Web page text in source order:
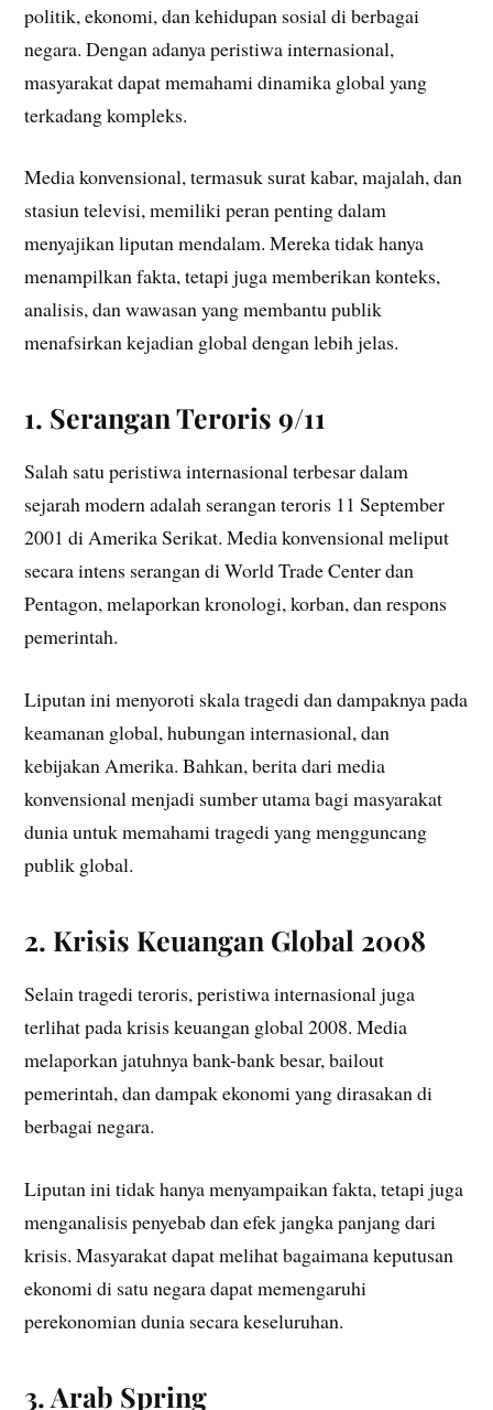
politik, ekonomi, dan kehidupan sosial di berbagai
negara. Dengan adanya peristiwa internasional,
masyarakat dapat memahami dinamika global yang
terkadang kompleks.
Media konvensional, termasuk surat kabar, majalah, dan
stasiun televisi, memiliki peran penting dalam
menyajikan liputan mendalam. Mereka tidak hanya
menampilkan fakta, tetapi juga memberikan konteks,
analisis, dan wawasan yang membantu publik
menafsirkan kejadian global dengan lebih jelas.
1. Serangan Teroris 9/11
Salah satu peristiwa internasional terbesar dalam
sejarah modern adalah serangan teroris 11 September
2001 di Amerika Serikat. Media konvensional meliput
secara intens serangan di World Trade Center dan
Pentagon, melaporkan kronologi, korban, dan respons
pemerintah.
Liputan ini menyoroti skala tragedi dan dampaknya pada
keamanan global, hubungan internasional, dan
kebijakan Amerika. Bahkan, berita dari media
konvensional menjadi sumber utama bagi masyarakat
dunia untuk memahami tragedi yang mengguncang
publik global.
2. Krisis Keuangan Global 2008
Selain tragedi teroris, peristiwa internasional juga
terlihat pada krisis keuangan global 2008. Media
melaporkan jatuhnya bank-bank besar, bailout
pemerintah, dan dampak ekonomi yang dirasakan di
berbagai negara.
Liputan ini tidak hanya menyampaikan fakta, tetapi juga
menganalisis penyebab dan efek jangka panjang dari
krisis. Masyarakat dapat melihat bagaimana keputusan
ekonomi di satu negara dapat memengaruhi
perekonomian dunia secara keseluruhan.
3. Arab Spring